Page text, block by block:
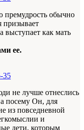
премудрость обычно
призывает
выступает как мать
ее.
35
не лучше отнеслись
посему Он, для
из повседневной
и
дети, которым